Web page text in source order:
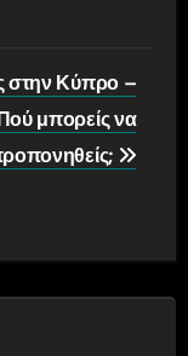
στην Κύπρο –
μπορείς να